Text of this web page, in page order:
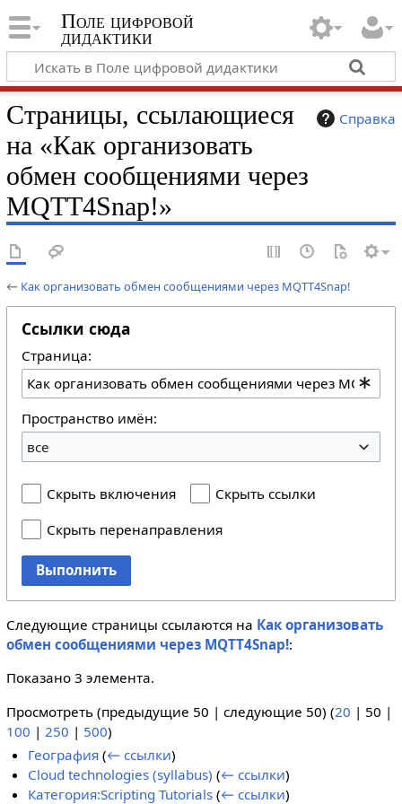
Поле цифровой
дидактики
Справка
Страницы, ссылающиеся
на «Как организовать
обмен сообщениями через
MQTT4Snap!»
← Как организовать обмен сообщениями через MQTT4Snap!
Ссылки сюда
Страница:
Пространство имён:
все
Скрыть включения
Скрыть ссылки
Скрыть перенаправления
Выполнить
Следующие страницы ссылаются на Как организовать
обмен сообщениями через MQTT4Snap!:
Показано 3 элемента.
Просмотреть (предыдущие 50 | следующие 50) (20 | 50 |
100 | 250 | 500)
География (← ссылки)
Cloud technologies (syllabus) (← ссылки)
Категория:Scripting Tutorials (← ссылки)